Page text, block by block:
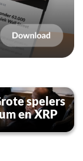
spelers
en XRP